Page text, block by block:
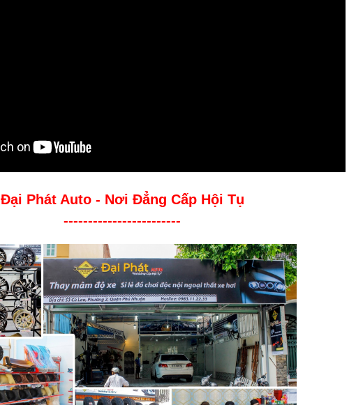
Đại Phát Auto - Nơi Đẳng Cấp Hội Tụ
------------------------